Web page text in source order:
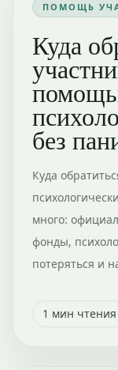
ПОМОЩЬ
Куда
без
Куда
много:
фонды,
потеряться и
1 мин чтения